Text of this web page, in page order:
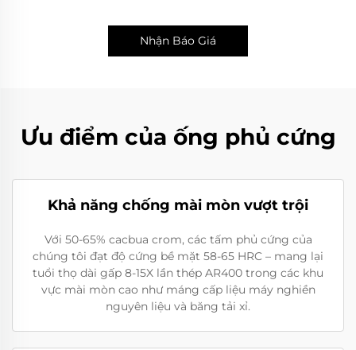
Nhận Báo Giá
Ưu điểm của ống phủ cứng
Khả năng chống mài mòn vượt trội
Với 50-65% cacbua crom, các tấm phủ cứng của
chúng tôi đạt độ cứng bề mặt 58-65 HRC – mang lại
tuổi thọ dài gấp 8-15X lần thép AR400 trong các khu
vực mài mòn cao như máng cấp liệu máy nghiền
nguyên liệu và băng tải xỉ.